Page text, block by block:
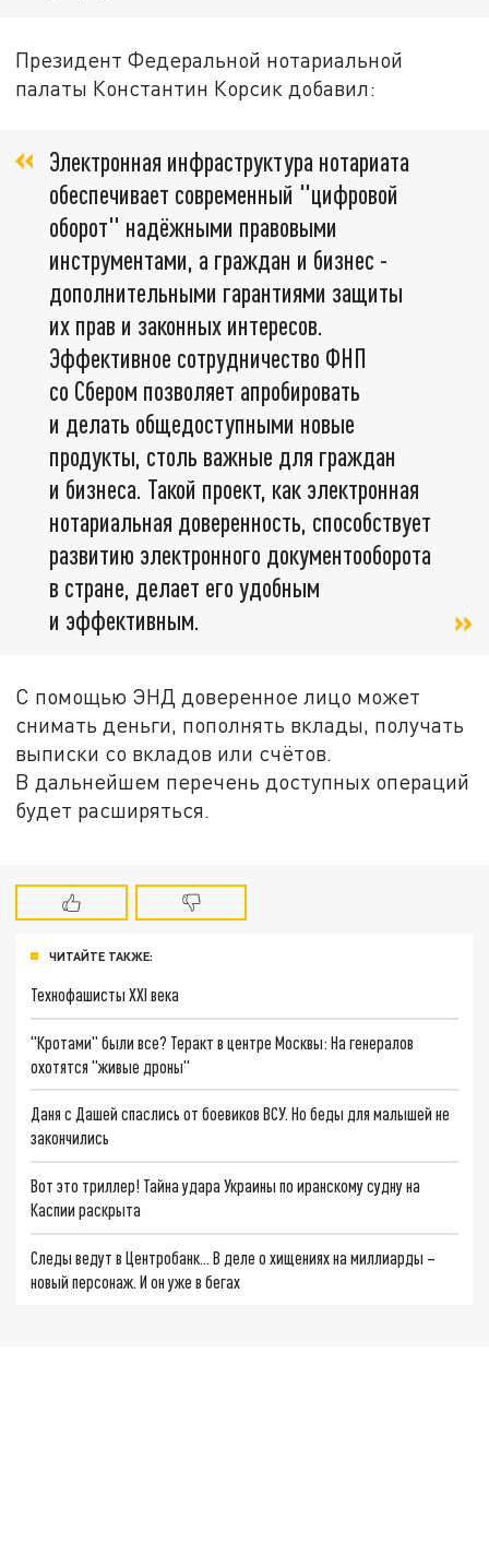
Президент Федеральной нотариальной
палаты Константин Корсик добавил:
Электронная инфраструктура нотариата
обеспечивает современный "цифровой
оборот" надёжными правовыми
инструментами, а граждан и бизнес -
дополнительными гарантиями защиты
их прав и законных интересов.
Эффективное сотрудничество ФНП
со Сбером позволяет апробировать
и делать общедоступными новые
продукты, столь важные для граждан
и бизнеса. Такой проект, как электронная
нотариальная доверенность, способствует
развитию электронного документооборота
в стране, делает его удобным
и эффективным.
С помощью ЭНД доверенное лицо может
снимать деньги, пополнять вклады, получать
выписки со вкладов или счётов.
В дальнейшем перечень доступных операций
будет расширяться.
ЧИТАЙТЕ ТАКЖЕ:
Технофашисты XXI века
"Кротами" были все? Теракт в центре Москвы: На генералов
охотятся "живые дроны"
Даня с Дашей спаслись от боевиков ВСУ. Но беды для малышей не
закончились
Вот это триллер! Тайна удара Украины по иранскому судну на
Каспии раскрыта
Следы ведут в Центробанк… В деле о хищениях на миллиарды –
новый персонаж. И он уже в бегах